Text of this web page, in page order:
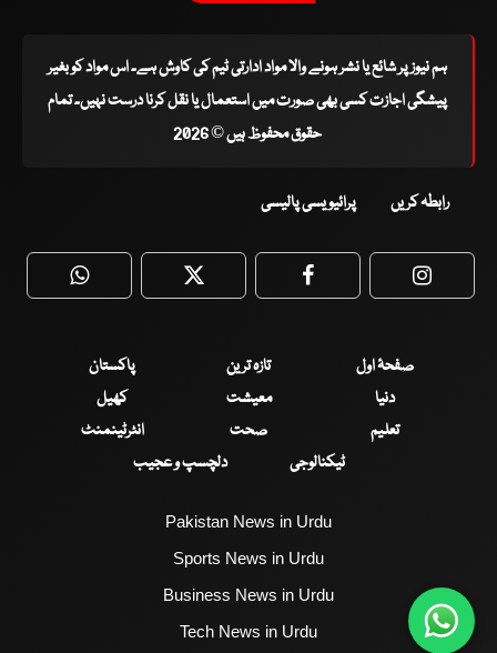
ہم نیوز پر شائع یا نشر ہونے والا مواد ادارتی ٹیم کی کاوش ہے۔ اس مواد کو بغیر
پیشگی اجازت کسی بھی صورت میں استعمال یا نقل کرنا درست نہیں۔ تمام
حقوق محفوظ ہیں © 2026
رابطہ کریں پرائیویسی پالیسی
WhatsApp Twitter Facebook
صفحۂ اول تازہ ترین
پاکستان
دنیا
معیشت
کھیل
تعلیم
صحت
انٹرٹینمنٹ
ٹیکنالوجی
دلچسپ و عجیب
Pakistan News in Urdu
Sports News in Urdu
Business News in Urdu
Tech News in Urdu